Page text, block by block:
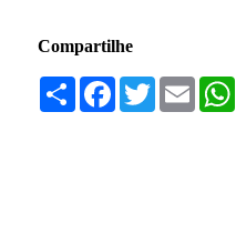
Compartilhe
Compartilhar
Facebook
TwitterEmail